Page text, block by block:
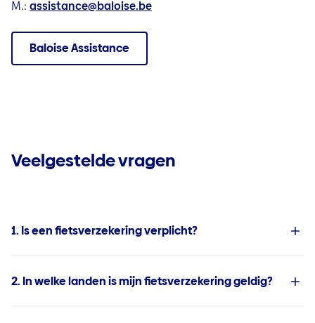
M.: assistance@baloise.be
Baloise Assistance
Veelgestelde vragen
1. Is een fietsverzekering verplicht?
2. In welke landen is mijn fietsverzekering geldig?